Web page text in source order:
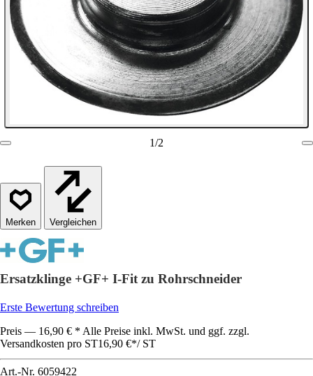
1/2
Vergleichen
Ersatzklinge +GF+ I-Fit zu Rohrschneider
Erste Bewertung schreiben
Preis — 16,90 € * Alle Preise inkl. MwSt. und ggf. zzgl.
Versandkosten pro ST16,90 €*/ ST
Art.-Nr. 6059422